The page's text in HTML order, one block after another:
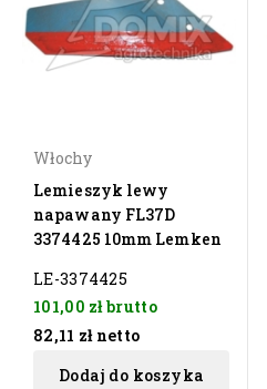
Włochy
Lemieszyk lewy
napawany FL37D
3374425 10mm Lemken
LE-3374425
101,00 złbrutto
82,11 zł netto
Dodaj do koszyka